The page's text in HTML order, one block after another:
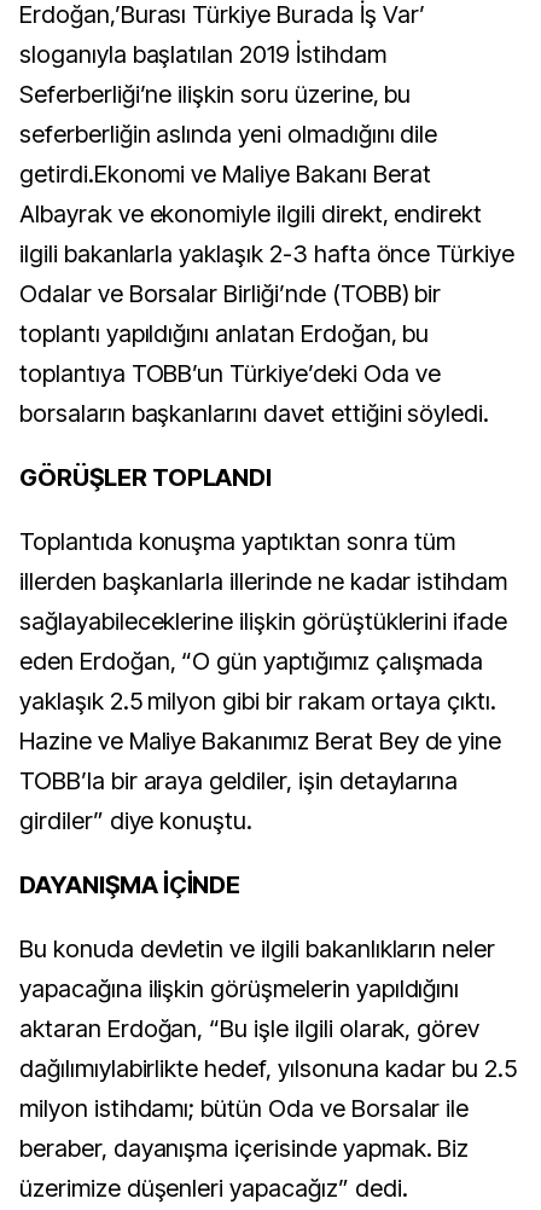
Erdoğan,’Burası Türkiye Burada İş Var’
sloganıyla başlatılan 2019 İstihdam
Seferberliği’ne ilişkin soru üzerine, bu
seferberliğin aslında yeni olmadığını dile
getirdi.Ekonomi ve Maliye Bakanı Berat
Albayrak ve ekonomiyle ilgili direkt, endirekt
ilgili bakanlarla yaklaşık 2-3 hafta önce Türkiye
Odalar ve Borsalar Birliği’nde (TOBB) bir
toplantı yapıldığını anlatan Erdoğan, bu
toplantıya TOBB’un Türkiye’deki Oda ve
borsaların başkanlarını davet ettiğini söyledi.
GÖRÜŞLER TOPLANDI
Toplantıda konuşma yaptıktan sonra tüm
illerden başkanlarla illerinde ne kadar istihdam
sağlayabileceklerine ilişkin görüştüklerini ifade
eden Erdoğan, “O gün yaptığımız çalışmada
yaklaşık 2.5 milyon gibi bir rakam ortaya çıktı.
Hazine ve Maliye Bakanımız Berat Bey de yine
TOBB’la bir araya geldiler, işin detaylarına
girdiler” diye konuştu.
DAYANIŞMA İÇİNDE
Bu konuda devletin ve ilgili bakanlıkların neler
yapacağına ilişkin görüşmelerin yapıldığını
aktaran Erdoğan, “Bu işle ilgili olarak, görev
dağılımıylabirlikte hedef, yılsonuna kadar bu 2.5
milyon istihdamı; bütün Oda ve Borsalar ile
beraber, dayanışma içerisinde yapmak. Biz
üzerimize düşenleri yapacağız” dedi.